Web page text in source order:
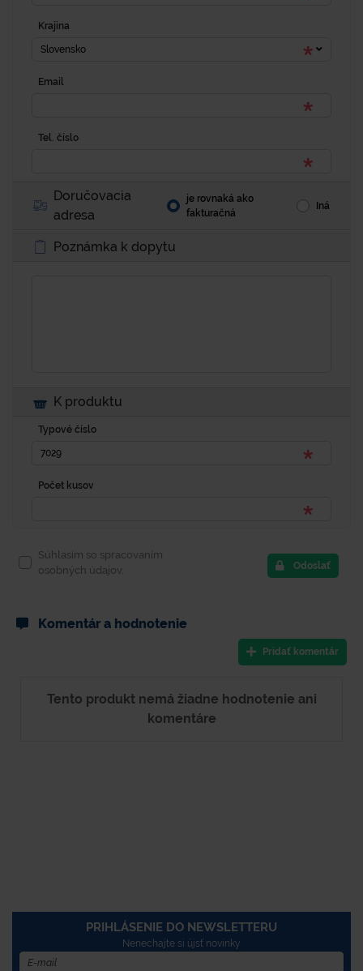
Krajina
Slovensko
Email
Tel. číslo
Doručovacia
adresa
je rovnaká ako
fakturačná
Iná
Poznámka k dopytu
K produktu
Typové číslo
Počet kusov
Súhlasím so spracovaním
osobných údajov.
Odoslať
Komentár a hodnotenie
Pridať komentár
Tento produkt nemá žiadne hodnotenie ani
komentáre
PRIHLÁSENIE DO NEWSLETTERU
Nenechajte si újsť novinky